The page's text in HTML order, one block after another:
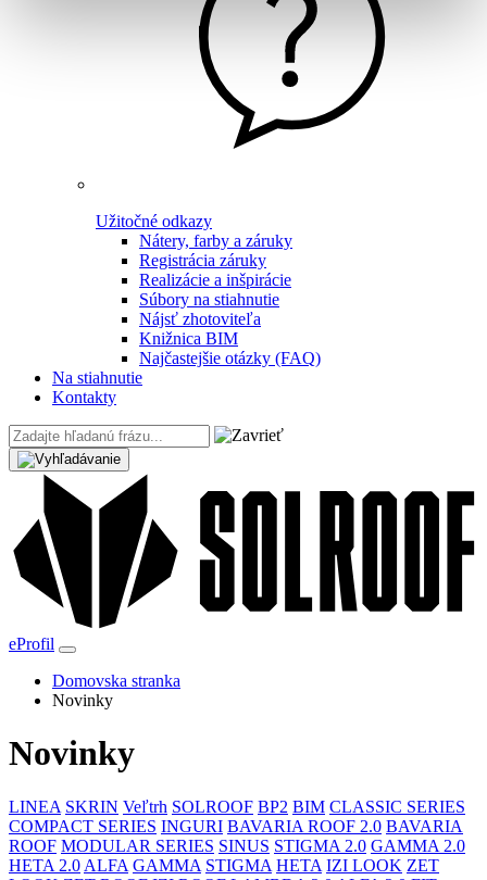
Užitočné odkazy
Nátery, farby a záruky
Registrácia záruky
Realizácie a inšpirácie
Súbory na stiahnutie
Nájsť zhotoviteľa
Knižnica BIM
Najčastejšie otázky (FAQ)
Na stiahnutie
Kontakty
eProfil
Domovska stranka
Novinky
Novinky
LINEA SKRIN Veľtrh SOLROOF BP2 BIM CLASSIC SERIES
COMPACT SERIES INGURI BAVARIA ROOF 2.0 BAVARIA
ROOF MODULAR SERIES SINUS STIGMA 2.0 GAMMA 2.0
HETA 2.0 ALFA GAMMA STIGMA HETA IZI LOOK ZET